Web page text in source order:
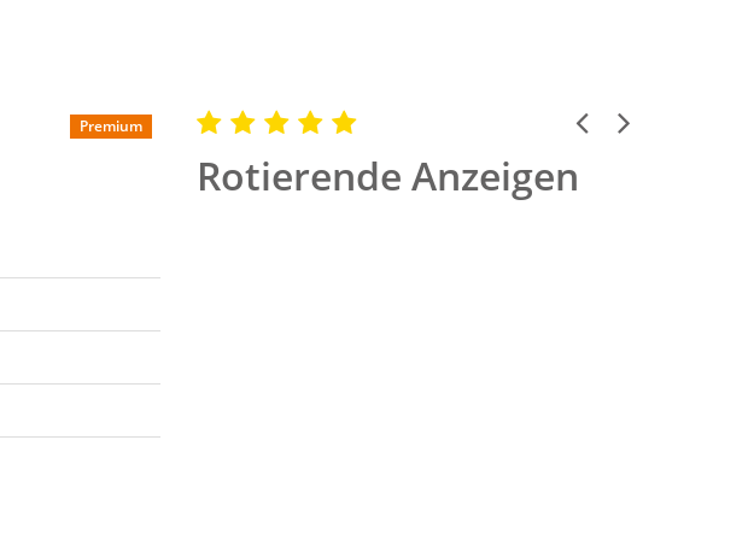
Premium
Rotierende Anzeigen
Previous
Next